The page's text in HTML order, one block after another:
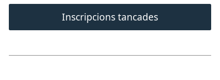
Inscripcions tancades